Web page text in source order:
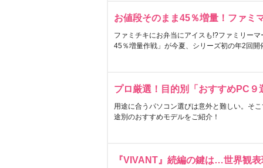
お値段そのまま45％増量！ファミ
ファミチキにお弁当にアイスも!?ファミリー
45％増量作戦」が今夏、シリーズ初の年2回開
プロ厳選！目的別「おすすめPC９
用途に合うパソコン選びは意外と難しい。そ
途別のおすすめモデルをご紹介！
『VIVANT』続編の鍵は…世界観